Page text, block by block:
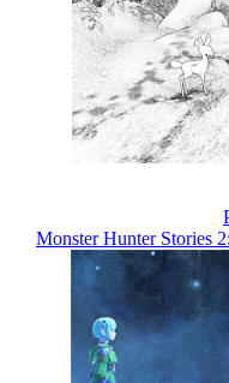
Monster Hunter Stories